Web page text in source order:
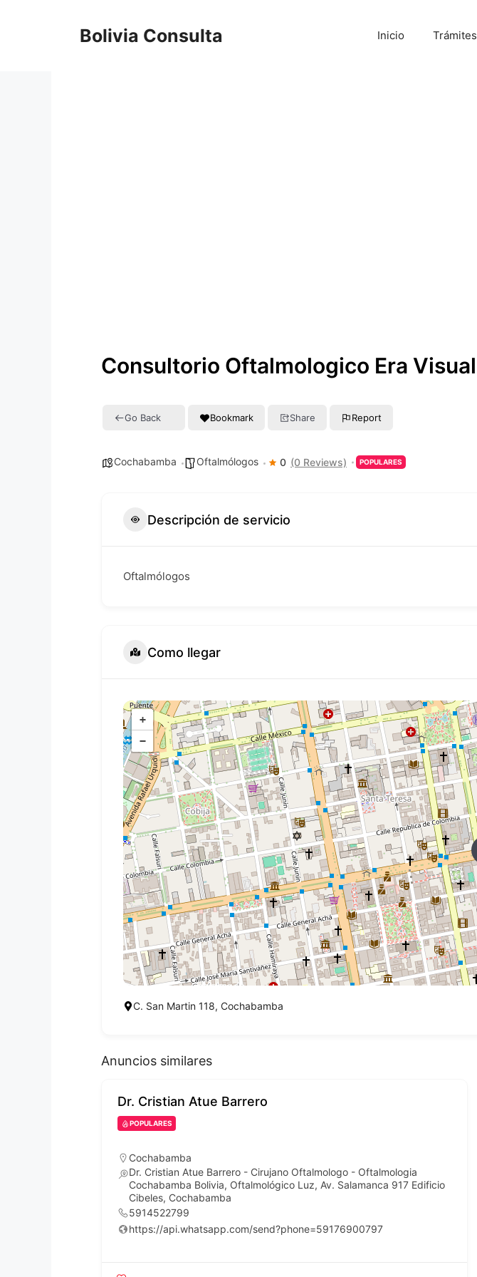
Bolivia Consulta Inicio Trámites
Consultorio Oftalmologico Era Visual
Go Back Bookmark Share Report
Cochabamba Oftalmólogos 0 (0 Reviews) POPULARES
Descripción de servicio
Oftalmólogos
Como llegar
+
−
C. San Martin 118, Cochabamba
Anuncios similares
Dr. Cristian Atue Barrero
POPULARES
Cochabamba
Dr. Cristian Atue Barrero - Cirujano Oftalmologo - Oftalmologia
Cochabamba Bolivia, Oftalmológico Luz, Av. Salamanca 917 Edificio
Cibeles, Cochabamba
5914522799
https://api.whatsapp.com/send?phone=59176900797